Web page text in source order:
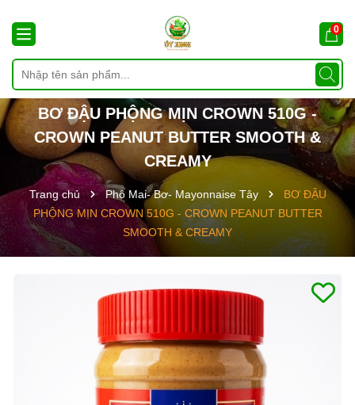
0
BƠ ĐẬU PHỘNG MỊN CROWN 510G -
CROWN PEANUT BUTTER SMOOTH &
CREAMY
Trang chủ Phô Mai- Bơ- Mayonnaise Tây
BƠ ĐẬU
PHỘNG MỊN CROWN 510G - CROWN PEANUT BUTTER
SMOOTH & CREAMY